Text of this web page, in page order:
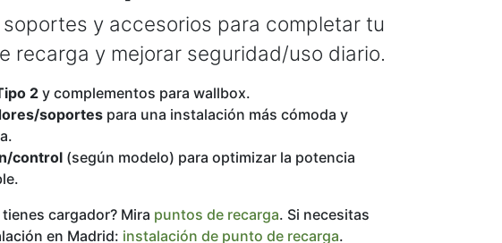
soportes y accesorios para completar tu
recarga y mejorar seguridad/uso diario.
2y complementos para wallbox.
soportes para una instalación más cómoda y
control (según modelo) para optimizar la potencia
cargador? Mira puntos de recarga. Si necesitas
en Madrid: instalación de punto de recarga.